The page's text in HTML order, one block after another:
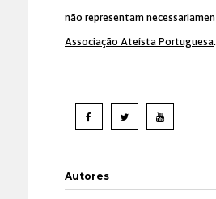
não representam
Associação Ateísta Portuguesa.
Autores